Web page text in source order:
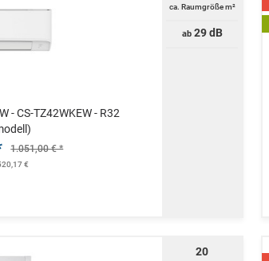
- CS-TZ42WKEW - R32
1.051,00 € *
€
ca. Raumgröße m²
ab29 dB
20